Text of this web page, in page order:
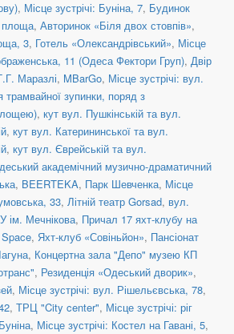
, Місце зустрічі: Буніна, 7, Будинок
площа, Авторинок «Біля двох стовпів»,
3, Готель «Олександрівський», Місце
11 (Одеса Фектори Груп), Двір
Маразлі, MBarGo, Місце зустрічі: вул.
трамвайної зупинки, поряд з
, кут вул. Пушкінській та вул.
, кут вул. Катерининської та вул.
, кут вул. Єврейській та вул.
академічний музично-драматичний
, BEERTEKA, Парк Шевченка, Місце
33, Літній театр Gorsad, вул.
ім. Мечнікова, Причал 17 яхт-клубу на
, Яхт-клуб «Совіньйон», Пансіонат
, Концертна зала "Депо" музею КП
, Резиденція «Одеський дворик»,
, Місце зустрічі: вул. Рішельєвська, 78,
, ТРЦ "City center", Місце зустрічі: ріг
, Місце зустрічі: Костел на Гавані, 5,